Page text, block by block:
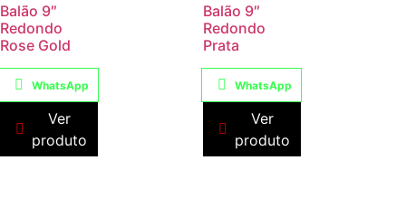
Balão 9″
Redondo
Rose Gold
WhatsApp
Ver
produto
Balão 9″
Redondo
Prata
WhatsApp
Ver
produto